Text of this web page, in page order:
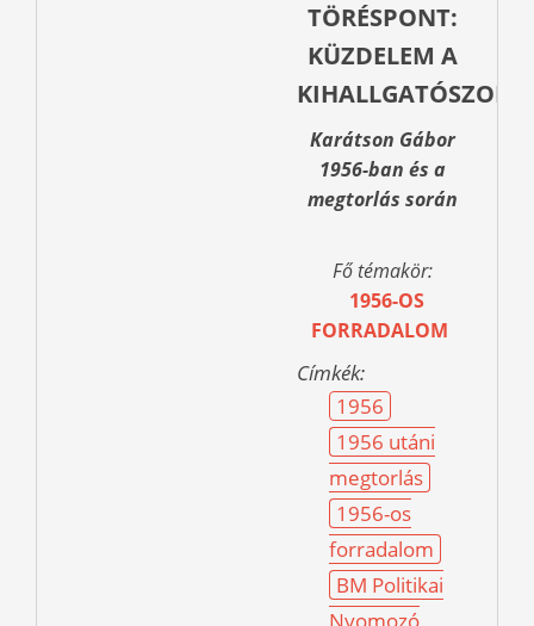
TÖRÉSPONT:
KÜZDELEM A
Karátson Gábor
1956-ban és a
megtorlás során
Fő témakör:
1956-OS
FORRADALOM
Címkék:
1956
1956 utáni
megtorlás
1956-os
forradalom
BM Politikai